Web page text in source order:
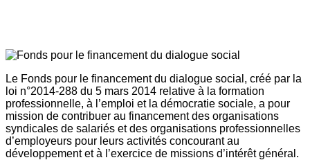
Le Fonds pour le financement du dialogue social, créé par la
loi n°2014-288 du 5 mars 2014 relative à la formation
professionnelle, à l’emploi et la démocratie sociale, a pour
mission de contribuer au financement des organisations
syndicales de salariés et des organisations professionnelles
d’employeurs pour leurs activités concourant au
développement et à l’exercice de missions d’intérêt général.